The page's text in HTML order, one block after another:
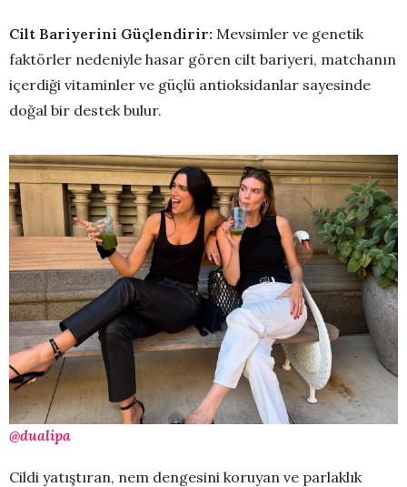
Cilt Bariyerini Güçlendirir: Mevsimler ve genetik
faktörler nedeniyle hasar gören cilt bariyeri, matchanın
içerdiği vitaminler ve güçlü antioksidanlar sayesinde
doğal bir destek bulur.
@dualipa
Cildi yatıştıran, nem dengesini koruyan ve parlaklık